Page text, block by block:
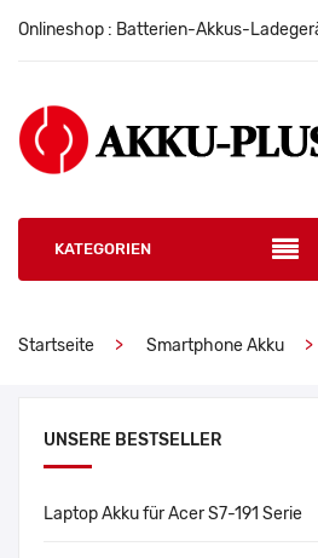
Onlineshop : Batterien-Akkus-
KATEGORIEN
Startseite Smartphone Akku
UNSERE BESTSELLER
Laptop Akku für Acer S7-191 Serie